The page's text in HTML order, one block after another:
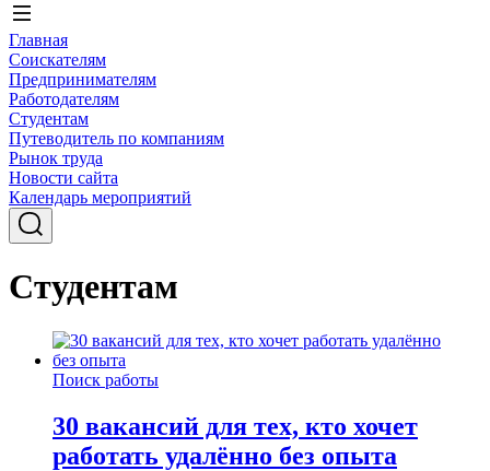
Главная
Соискателям
Предпринимателям
Работодателям
Студентам
Путеводитель по компаниям
Рынок труда
Новости сайта
Календарь мероприятий
Студентам
Поиск работы
30 вакансий для тех, кто хочет
работать удалённо без опыта